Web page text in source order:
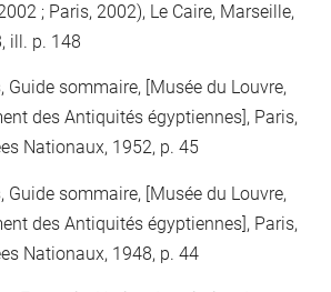
; Paris, 2002), Le Caire, Marseille,
ill. p. 148
Guide sommaire, [Musée du Louvre,
des Antiquités égyptiennes], Paris,
Nationaux, 1952, p. 45
Guide sommaire, [Musée du Louvre,
des Antiquités égyptiennes], Paris,
Nationaux, 1948, p. 44